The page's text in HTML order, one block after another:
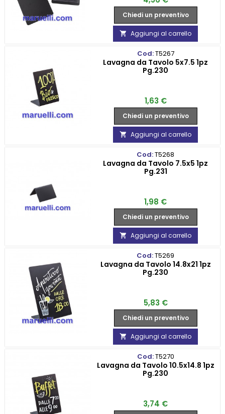
Chiedi un preventivo
 Aggiungi al carrello
Cod:T5267
Lavagna da Tavolo 5x7.5 1pz
Pg.230
Prezzo
1,63 €
Chiedi un preventivo
 Aggiungi al carrello
Cod:T5268
Lavagna da Tavolo 7.5x5 1pz
Pg.231
Prezzo
1,98 €
Chiedi un preventivo
 Aggiungi al carrello
Cod:T5269
Lavagna da Tavolo 14.8x21 1pz
Pg.230
Prezzo
5,83 €
Chiedi un preventivo
 Aggiungi al carrello
Cod:T5270
Lavagna da Tavolo 10.5x14.8 1pz
Pg.230
Prezzo
3,74 €